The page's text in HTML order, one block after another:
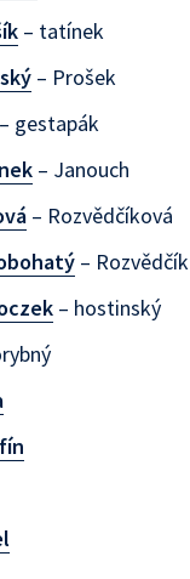
– tatínek
– Prošek
– gestapák
– Janouch
– Rozvědčíková
– Rozvědčík
– hostinský